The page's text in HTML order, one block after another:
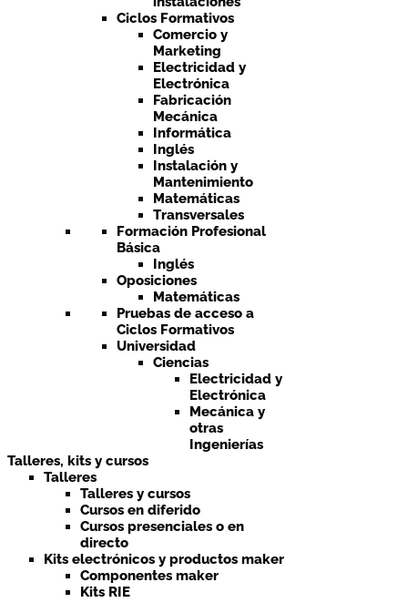
Ciclos Formativos
Comercio y
Marketing
Electricidad y
Electrónica
Fabricación
Mecánica
Informática
Inglés
Instalación y
Mantenimiento
Matemáticas
Transversales
Formación Profesional
Básica
Inglés
Oposiciones
Matemáticas
Pruebas de acceso a
Ciclos Formativos
Universidad
Ciencias
Electricidad y
Electrónica
Mecánica y
otras
Ingenierías
Talleres, kits y cursos
Talleres
Talleres y cursos
Cursos en diferido
Cursos presenciales o en
directo
Kits electrónicos y productos maker
Componentes maker
Kits RIE